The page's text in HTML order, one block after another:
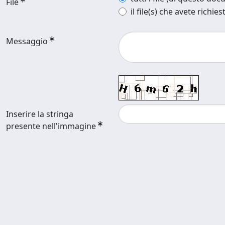
il file(s) che avete
Messaggio
Inserire la stringa
presente nell'immagine